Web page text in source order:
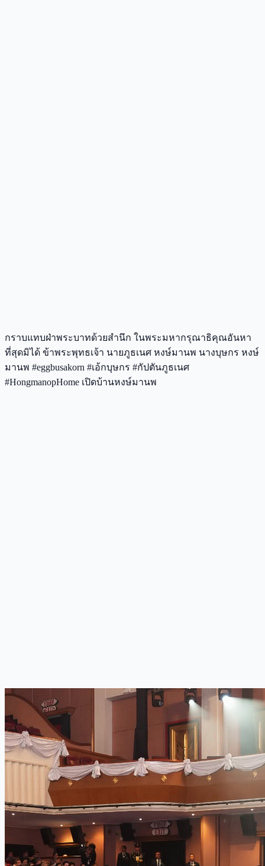
กราบแทบฝ่าพระบาทด้วยสำนึก ในพระมหากรุณาธิคุณอันหา
ที่สุดมิได้ ข้าพระพุทธเจ้า นายภูธเนศ หงษ์มานพ นางบุษกร หงษ์
มานพ #eggbusakorn #เอ้กบุษกร #กัปตันภูธเนศ
#HongmanopHome เปิดบ้านหงษ์มานพ